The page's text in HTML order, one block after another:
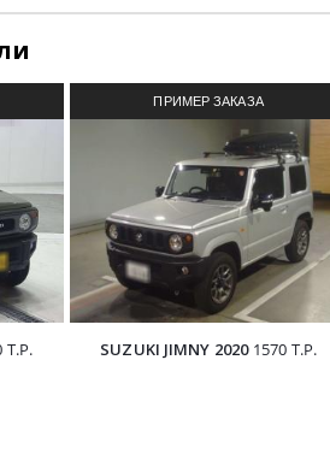
Т.Р.
ПРИМЕР ЗАКАЗА
АВТОМОБИЛЯ ИЗ ЯПОНИИ
SUZUKI JIMNY 2020 1570 Т.Р.